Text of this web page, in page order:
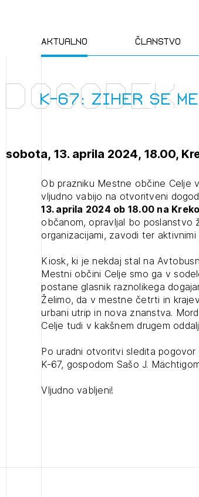
Aktualno Članstvo
Novice
Izobraževanja
Dogodki
Člani ZAPS
izpit
K-67: Ziher se
Dogodek
sobota, 13. aprila 2024, 18.00,
Ob prazniku Mestne občine Celje
vljudno vabijo na otvoritveni
13. aprila 2024 ob 18.00 na
občanom, opravljal bo poslanstvo
organizacijami, zavodi ter
Kiosk, ki je nekdaj stal na
Mestni občini Celje smo ga v
postane glasnik raznolikega
Želimo, da v mestne četrti in
urbani utrip in nova znanstva.
Celje tudi v kakšnem drugem
Po uradni otvoritvi sledita
K-67, gospodom Sašo J.
Vljudno vabljeni!
na novičnik